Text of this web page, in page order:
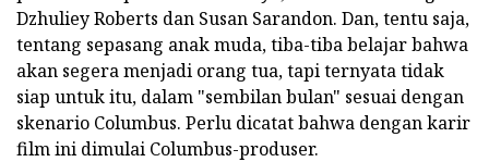
Dzhuliey Roberts dan Susan Sarandon. Dan, tentu saja,
tentang sepasang anak muda, tiba-tiba belajar bahwa
akan segera menjadi orang tua, tapi ternyata tidak
siap untuk itu, dalam "sembilan bulan" sesuai dengan
skenario Columbus. Perlu dicatat bahwa dengan karir
film ini dimulai Columbus-produser.